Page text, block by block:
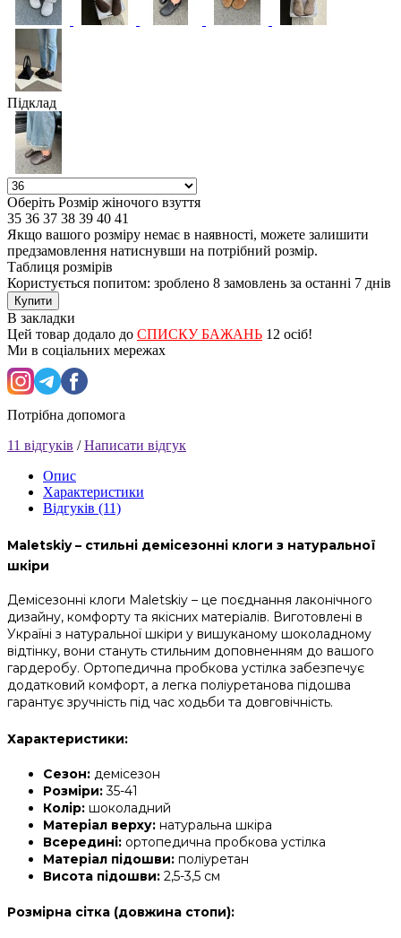
Підклад
Оберіть Розмір жіночого взуття
35 36 37 38 39 40 41
Якщо вашого розміру немає в наявності, можете залишити
предзамовлення натиснувши на потрібний розмір.
Таблиця розмірів
Користується попитом: зроблено 8 замовлень за останні 7 днів
Купити
В закладки
Цей товар додало до СПИСКУ БАЖАНЬ 12 осіб!
Ми в соціальних мережах
Потрібна допомога
11 відгуків /Написати відгук
Опис
Характеристики
Відгуків (11)
Maletskiy – стильні демісезонні клоги з натуральної
шкіри
Демісезонні клоги Maletskiy – це поєднання лаконічного
дизайну, комфорту та якісних матеріалів. Виготовлені в
Україні з натуральної шкіри у вишуканому шоколадному
відтінку, вони стануть стильним доповненням до вашого
гардеробу. Ортопедична пробкова устілка забезпечує
додатковий комфорт, а легка поліуретанова підошва
гарантує зручність під час ходьби та довговічність.
Характеристики:
Сезон: демісезон
Розміри:35-41
Колір: шоколадний
Матеріал верху: натуральна шкіра
Всередині: ортопедична пробкова устілка
Матеріал підошви: поліуретан
Висота підошви: 2,5-3,5 см
Розмірна сітка (довжина стопи):